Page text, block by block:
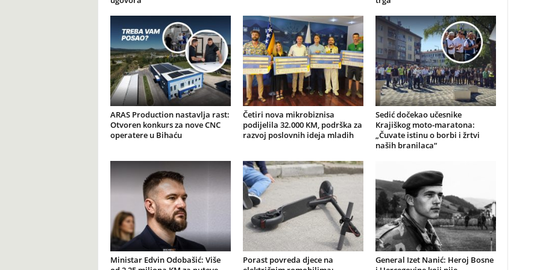
ARAS Production nastavlja rast:
Otvoren konkurs za nove CNC
operatere u Bihaću
Četiri nova mikrobiznisa
podijelila 32.000 KM, podrška za
razvoj poslovnih ideja mladih
Sedić dočekao učesnike
Krajiškog moto-maratona:
„Čuvate istinu o borbi i žrtvi
naših branilaca“
Ministar Edvin Odobašić: Više
Porast povreda djece na
General Izet Nanić: Heroj Bosne